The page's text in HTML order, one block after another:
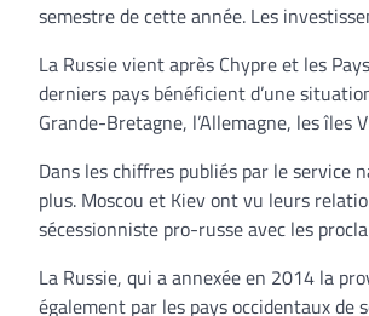
semestre de cette année. Les
La Russie vient après Chypre et les
derniers pays bénéficient d’une
Grande-Bretagne, l’Allemagne, les îles
Dans les chiffres publiés par le service
plus. Moscou et Kiev ont vu leurs
sécessionniste pro-russe avec les
La Russie, qui a annexée en 2014 la
également par les pays occidentaux